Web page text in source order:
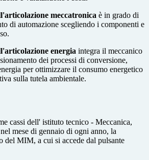
meccatronica è in grado di
di automazione scegliendo i componenti e
energia integra il meccanico
dei processi di conversione,
per ottimizzare il consumo energetico
sulla tutela ambientale.
cassi dell' istituto tecnico - Meccanica,
nel mese di gennaio di ogni anno, la
del MIM, a cui si accede dal pulsante